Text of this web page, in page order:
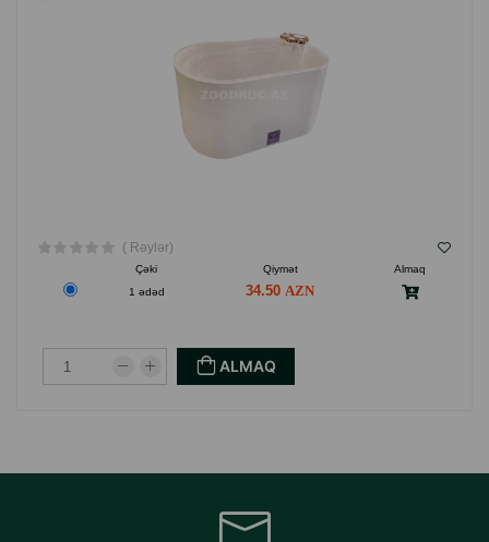
( Rəylər)
Çəki Qiymət
Almaq
1 ədəd
34.50
ALMAQ